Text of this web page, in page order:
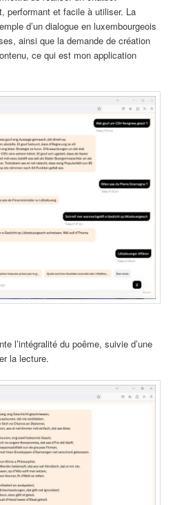
performant et facile à utiliser. La
d’un dialogue en luxembourgeois
ainsi que la demande de création
ce qui est mon application
l’intégralité du poême, suivie d’une
la lecture.